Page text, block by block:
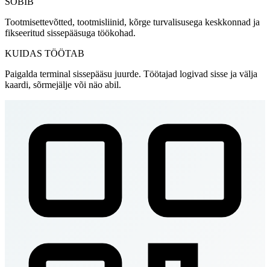
Tootmisettevõtted, tootmisliinid, kõrge turvalisusega keskkonnad ja
fikseeritud sissepääsuga töökohad.
KUIDAS TÖÖTAB
Paigalda terminal sissepääsu juurde. Töötajad logivad sisse ja välja
kaardi, sõrmejälje või näo abil.